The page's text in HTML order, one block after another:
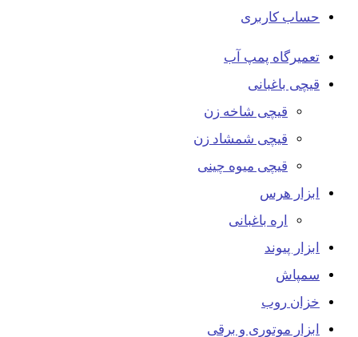
حساب کاربری
تعمیرگاه پمپ آب
قیچی باغبانی
قیچی شاخه زن
قیچی شمشاد زن
قیچی میوه چینی
ابزار هرس
اره باغبانی
ابزار پیوند
سمپاش
خزان روب
ابزار موتوری و برقی